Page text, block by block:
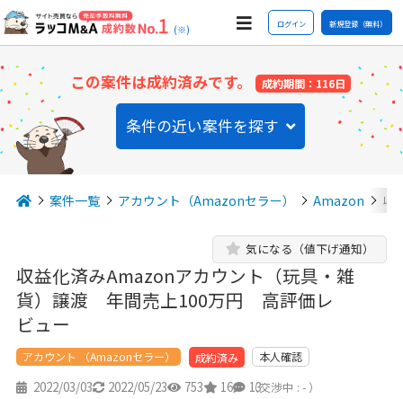
(※) ログイン 新規登録（無料）
この案件は成約済みです。 成約期間：116日
条件の近い案件を探す
案件一覧 アカウント（Amazonセラー） Amazon 収
収益化済みAmazonアカウント（玩具・雑
貨）譲渡 年間売上100万円 高評価レ
ビュー
気になる（値下げ通知）
アカウント （Amazonセラー） 成約済み 本人確認
2022/03/03 2022/05/23 753 16 13
（交渉中 : - ）